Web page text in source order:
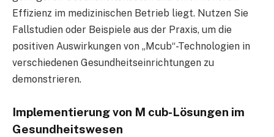
Effizienz im medizinischen Betrieb liegt. Nutzen Sie
Fallstudien oder Beispiele aus der Praxis, um die
positiven Auswirkungen von „Mcub“-Technologien in
verschiedenen Gesundheitseinrichtungen zu
demonstrieren.
Implementierung von M cub-Lösungen im
Gesundheitswesen